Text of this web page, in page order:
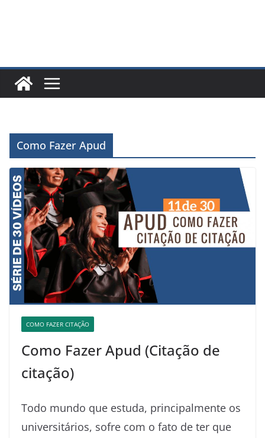
Como Fazer Apud
COMO FAZER CITAÇÃO
Como Fazer Apud (Citação de
citação)
Todo mundo que estuda, principalmente os
universitários, sofre com o fato de ter que